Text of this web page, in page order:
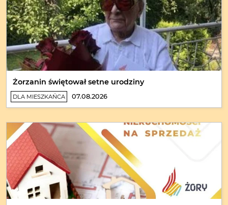
Żorzanin świętował setne urodziny
DLA MIESZKAŃCA 07.08.2026